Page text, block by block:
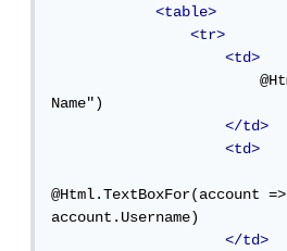
<table>
<tr>
<td>
                        @Html.Label("User
Name")
</td>
<td>
@Html.TextBoxFor(account =>
account.Username)
</td>